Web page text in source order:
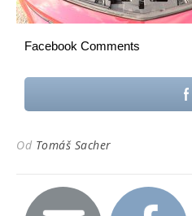
Facebook Comments
Od Tomáš Sacher